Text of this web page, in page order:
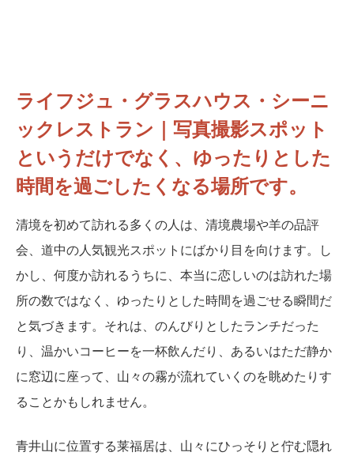
ライフジュ・グラスハウス・シーニ
ックレストラン｜写真撮影スポット
というだけでなく、ゆったりとした
時間を過ごしたくなる場所です。
清境を初めて訪れる多くの人は、清境農場や羊の品評
会、道中の人気観光スポットにばかり目を向けます。し
かし、何度か訪れるうちに、本当に恋しいのは訪れた場
所の数ではなく、ゆったりとした時間を過ごせる瞬間だ
と気づきます。それは、のんびりとしたランチだった
り、温かいコーヒーを一杯飲んだり、あるいはただ静か
に窓辺に座って、山々の霧が流れていくのを眺めたりす
ることかもしれません。
青井山に位置する莱福居は、山々にひっそりと佇む隠れ